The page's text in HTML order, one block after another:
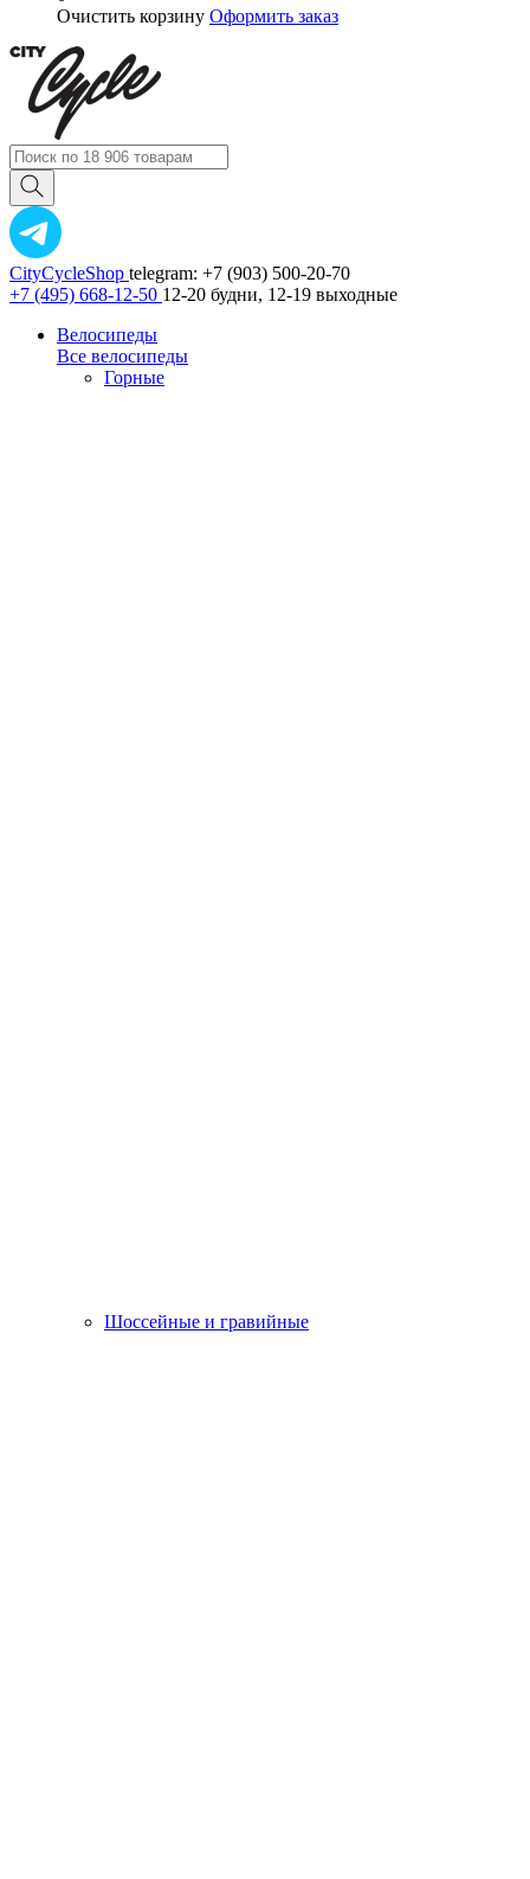
Очистить корзину Оформить заказ
CityCycleShop telegram: +7 (903) 500-20-70
+7 (495) 668-12-50 12-20 будни, 12-19 выходные
Велосипеды
Все велосипеды
Горные
Шоссейные и гравийные